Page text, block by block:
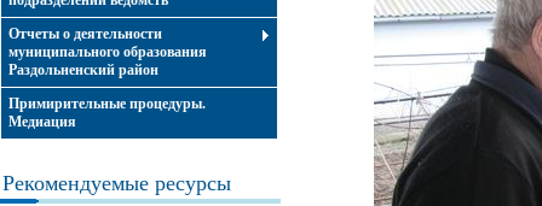
Отчеты о деятельности
муниципального образования
Раздольненский район
Примирительные процедуры.
Медиация
Рекомендуемые ресурсы